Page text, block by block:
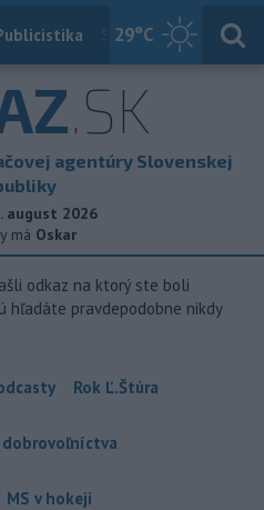
29°C
Slovensko
.SK
agentúry Slovenskej
august 2026
má Oskar
odkaz na ktorý ste boli
hľadáte pravdepodobne nikdy
Rok Ľ.Štúra
dobrovoľníctva
MS v hokeji